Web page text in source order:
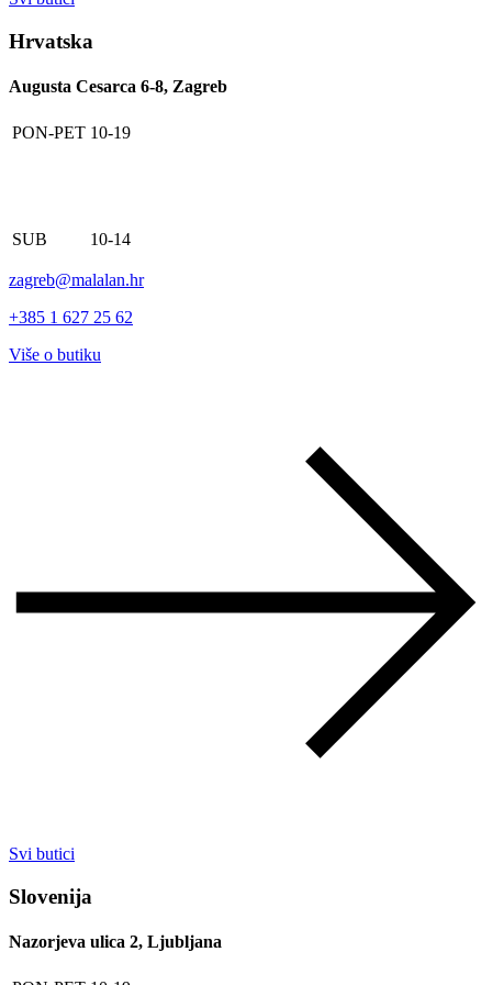
Hrvatska
Augusta Cesarca 6-8, Zagreb
PON-PET 10-19
SUB 10-14
zagreb@malalan.hr
+385 1 627 25 62
Više o butiku
Svi butici
Slovenija
Nazorjeva ulica 2, Ljubljana